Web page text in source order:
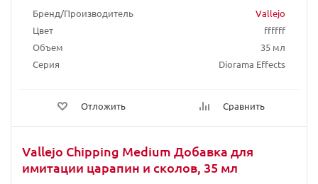
Бренд/Производитель
Vallejo
Цвет
ffffff
Объем
35 мл
Серия
Diorama Effects
Отложить Сравнить
Vallejo Chipping Medium Добавка для
имитации царапин и сколов, 35 мл